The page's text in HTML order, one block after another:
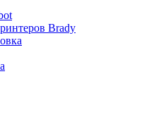
Brady